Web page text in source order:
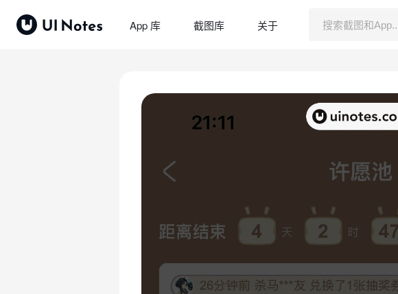
App 库 截图库 关于